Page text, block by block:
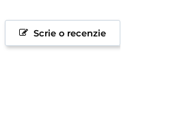
Scrie o recenzie